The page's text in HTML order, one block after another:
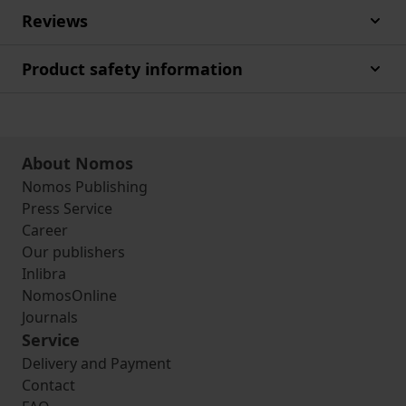
Reviews
Product safety information
About Nomos
Nomos Publishing
Press Service
Career
Our publishers
Inlibra
NomosOnline
Journals
Service
Delivery and Payment
Contact